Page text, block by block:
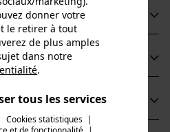
un ajustement flexible
adaptation individuelle
en plastique
du produit (PDF)
donner votre
le retirer à tout
de plus amples
dans notre
.
tous les services
Cookies statistiques |
produite. Veuillez